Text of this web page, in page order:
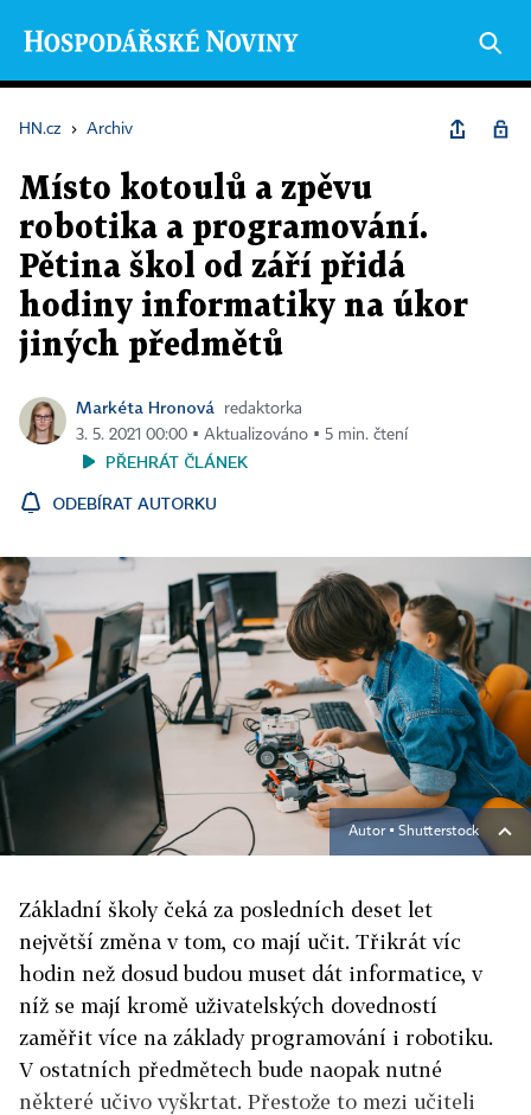
HN.cz › Archiv
Místo kotoulů a zpěvu
robotika a programování.
Pětina škol od září přidá
hodiny informatiky na úkor
jiných předmětů
Markéta Hronová
redaktorka
3. 5. 2021 00:00 ▪ Aktualizováno ▪ 5 min. čtení
PŘEHRÁT ČLÁNEK
ODEBÍRAT AUTORKU
Autor ▪ Shutterstock
Základní školy čeká za posledních deset let
největší změna v tom, co mají učit. Třikrát víc
hodin než dosud budou muset dát informatice, v
níž se mají kromě uživatelských dovedností
zaměřit více na základy programování i robotiku.
V ostatních předmětech bude naopak nutné
některé učivo vyškrtat. Přestože to mezi učiteli